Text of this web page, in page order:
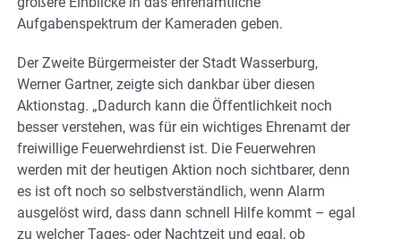
Aufgabenspektrum der Kameraden geben.
Der Zweite Bürgermeister der Stadt Wasserburg,
Werner Gartner, zeigte sich dankbar über diesen
Aktionstag. „Dadurch kann die Öffentlichkeit noch
besser verstehen, was für ein wichtiges Ehrenamt der
freiwillige Feuerwehrdienst ist. Die Feuerwehren
werden mit der heutigen Aktion noch sichtbarer, denn
es ist oft noch so selbstverständlich, wenn Alarm
ausgelöst wird, dass dann schnell Hilfe kommt – egal
zu welcher Tages- oder Nachtzeit und egal, ob